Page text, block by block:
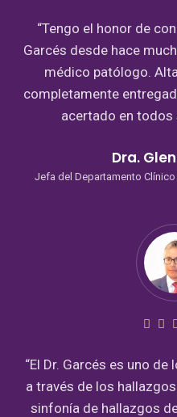
“Tengo el honor de
Garcés desde hace
médico patólogo.
completamente
acertado en todos
Dra.
Jefa del Departamento Clínico
“El Dr. Garcés es uno
a través de los
sinfonía de hallazgos